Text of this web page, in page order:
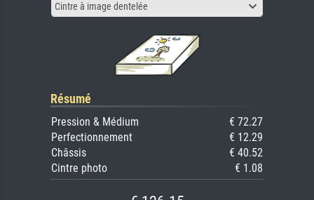
Cintre à image dentelée
Résumé
Pression & Médium
€ 72.27
Perfectionnement
€ 12.29
Châssis
€ 40.52
Cintre photo
€ 1.08